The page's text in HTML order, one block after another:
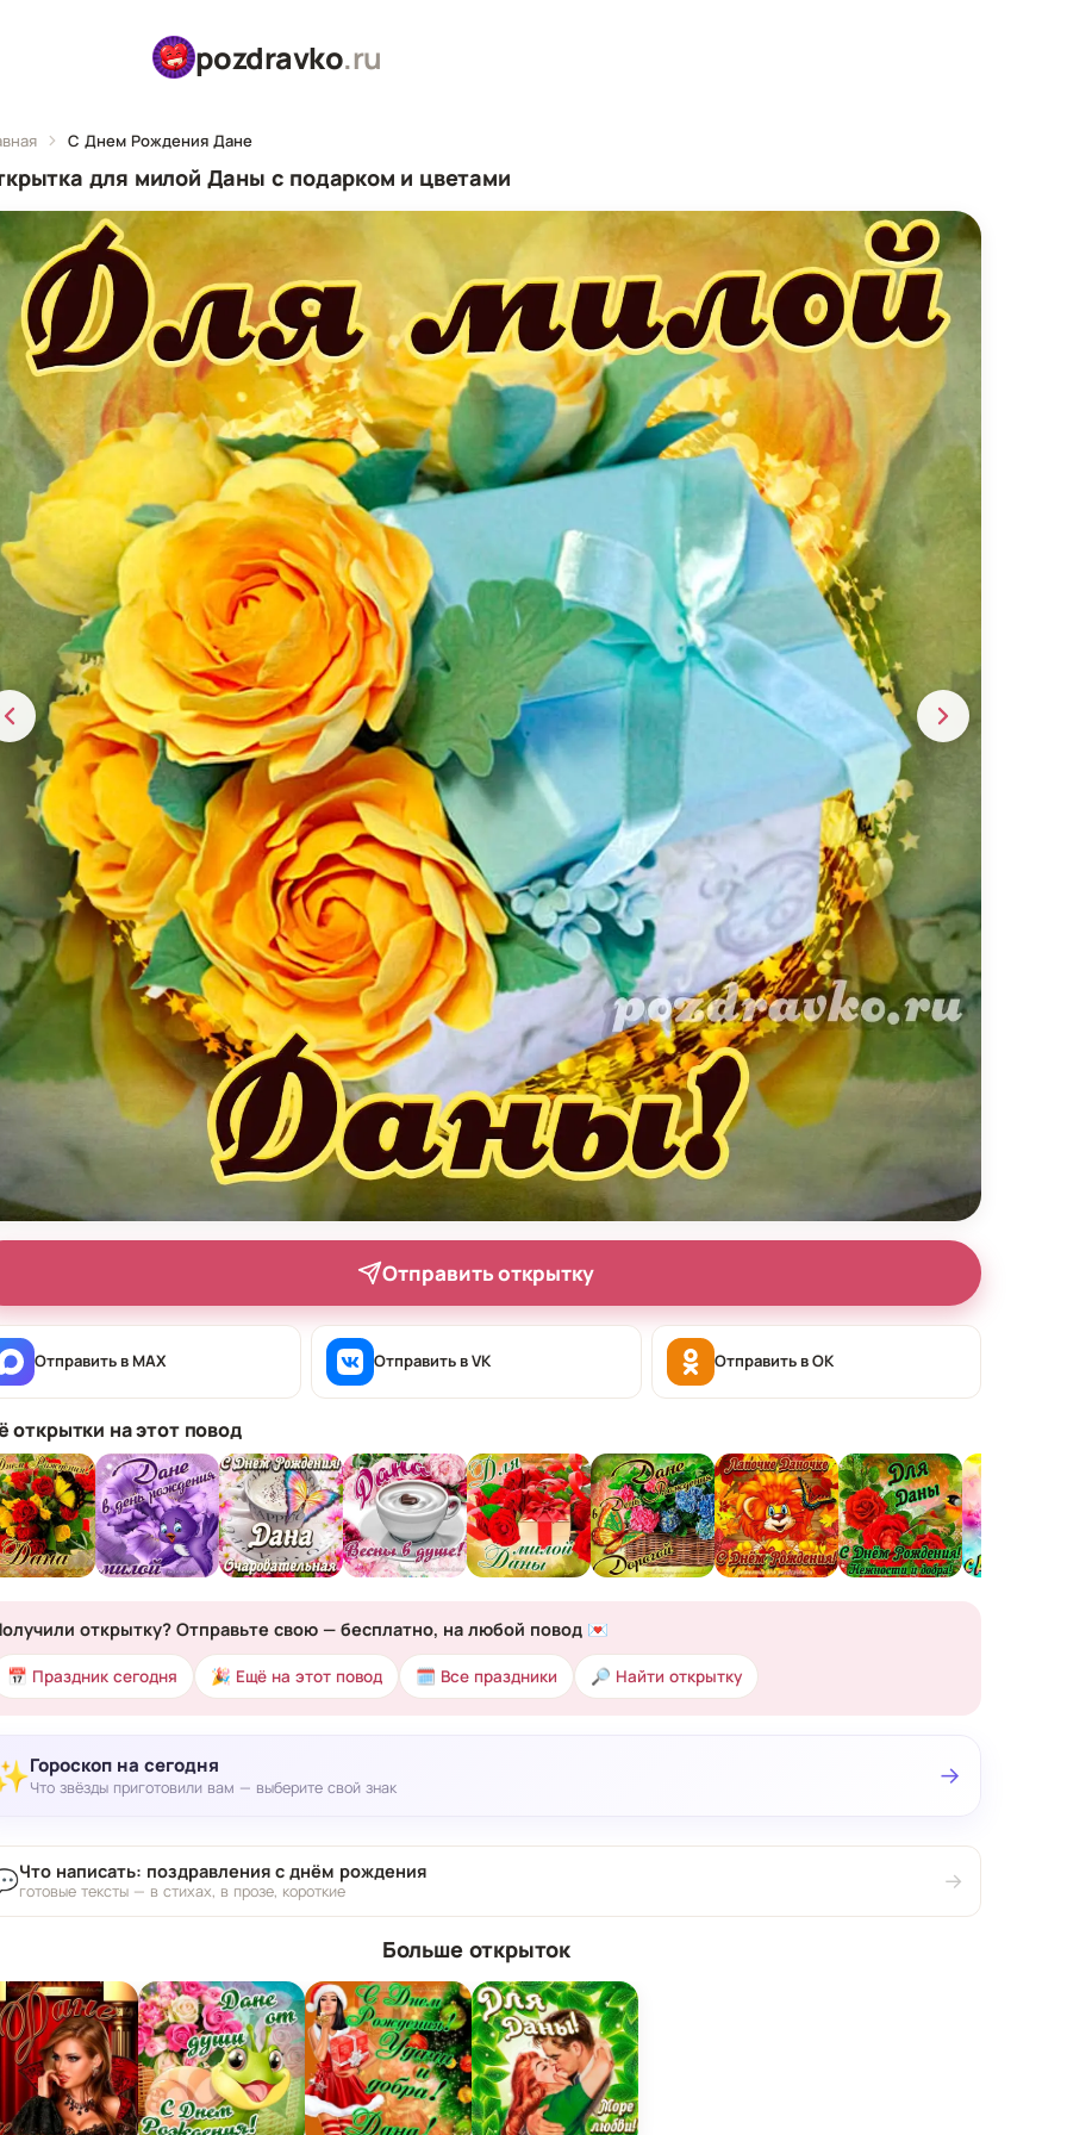
pozdravko.ru
С Днем Рождения Дане
для милой Даны с подарком и цветами
Отправить открытку
Отправить в MAX Отправить в VK Отправить в OK
открытки на этот повод
открытку? Отправьте свою — бесплатно, на любой повод 💌
📅 Праздник сегодня 🎉 Ещё на этот повод 🗓 Все праздники 🔎 Найти открытку
Гороскоп на сегодня
Что звёзды приготовили вам — выберите свой знак →
Что написать: поздравления с днём рождения
готовые тексты — в стихах, в прозе, короткие →
Больше открыток